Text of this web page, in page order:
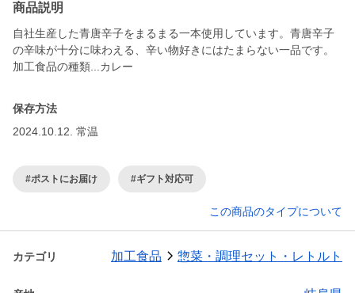
商品説明
自社生産した青唐辛子をまるまる一本使用しています。青唐辛子
の辛味が十分に味わえる、辛い物好きにはたまらない一品です。
加工食品の種類...カレー
保存方法
2024.10.12. 常温
#ポストにお届け #ギフト対応可
この商品のタイプについて
カテゴリ 加工食品 惣菜・調理セット・レトルト